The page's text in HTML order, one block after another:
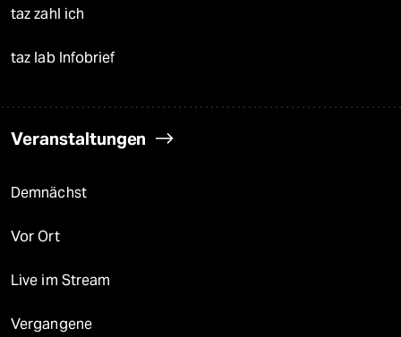
taz zahl ich
taz lab Infobrief
Veranstaltungen
Demnächst
Vor Ort
Live im Stream
Vergangene